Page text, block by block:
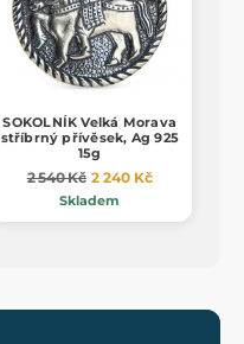
SOKOLNÍK Velká Morava
stříbrný přívěsek, Ag 925
15g
2 540 Kč 2 240 Kč
Skladem